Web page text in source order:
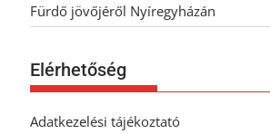
Fürdő jövőjéről Nyíregyházán
Elérhetőség
Adatkezelési tájékoztató